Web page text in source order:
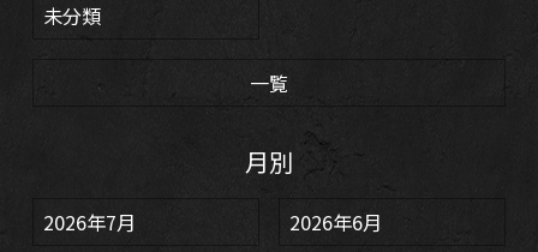
未分類
一覧
月別
2026年7月 2026年6月